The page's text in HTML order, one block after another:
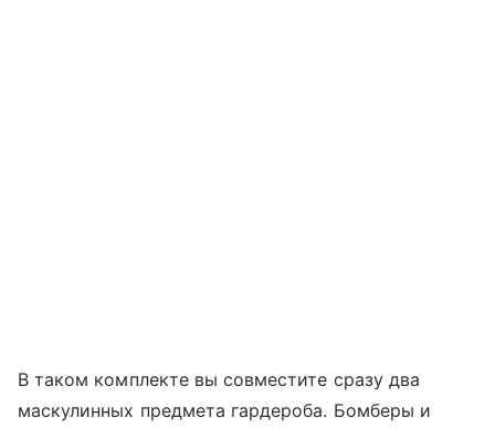
В таком комплекте вы совместите сразу два
маскулинных предмета гардероба. Бомберы и